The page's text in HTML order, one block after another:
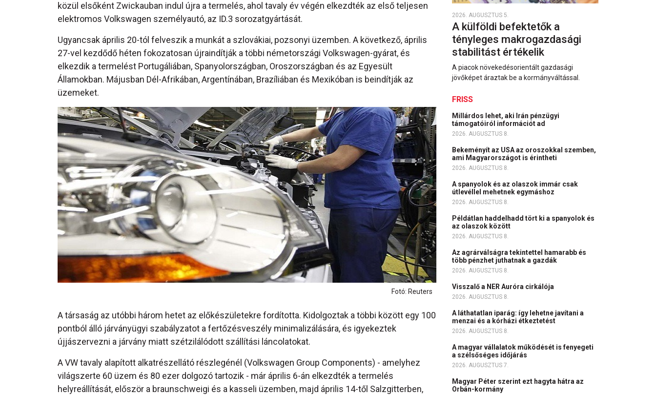
közül elsőként Zwickauban indul újra a termelés, ahol tavaly év végén elkezdték az első teljesen
elektromos Volkswagen személyautó, az ID.3 sorozatgyártását.
Ugyancsak április 20-tól felveszik a munkát a szlovákiai, pozsonyi üzemben. A következő, április
27-vel kezdődő héten fokozatosan újraindítják a többi németországi Volkswagen-gyárat, és
elkezdik a termelést Portugáliában, Spanyolországban, Oroszországban és az Egyesült
Államokban. Májusban Dél-Afrikában, Argentínában, Brazíliában és Mexikóban is beindítják az
üzemeket.
Fotó: Reuters
A társaság az utóbbi három hetet az előkészületekre fordította. Kidolgoztak a többi között egy 100
pontból álló járványügyi szabályzatot a fertőzésveszély minimalizálására, és igyekeztek
újjászervezni a járvány miatt szétzilálódott szállítási láncolatokat.
A VW tavaly alapított alkatrészellátó részlegénél (Volkswagen Group Components) - amelyhez
világszerte 60 üzem és 80 ezer dolgozó tartozik - már április 6-án elkezdték a termelés
helyreállítását, először a braunschweigi és a kasseli üzemben, majd április 14-től Salzgitterben,
2026. AUGUSZTUS 5.
A külföldi befektetők a
tényleges makrogazdasági
stabilitást értékelik
A piacok növekedésorientált gazdasági
jövőképet áraztak be a kormányváltással.
FRISS
Millárdos lehet, aki Irán pénzügyi
támogatóiról információt ad
2026. AUGUSZTUS 8.
Bekeményít az USA az oroszokkal szemben,
ami Magyarországot is érintheti
2026. AUGUSZTUS 8.
A spanyolok és az olaszok immár csak
útlevéllel mehetnek egymáshoz
2026. AUGUSZTUS 8.
Példátlan haddelhadd tört ki a spanyolok és
az olaszok között
2026. AUGUSZTUS 8.
Az agrárválságra tekintettel hamarabb és
több pénzhet juthatnak a gazdák
2026. AUGUSZTUS 8.
Visszalő a NER Auróra cirkálója
2026. AUGUSZTUS 8.
A láthatatlan iparág: így lehetne javítani a
menzai és a kórházi étkeztetést
2026. AUGUSZTUS 8.
A magyar vállalatok működését is fenyegeti
a szélsőséges időjárás
2026. AUGUSZTUS 7.
Magyar Péter szerint ezt hagyta hátra az
Orbán-kormány